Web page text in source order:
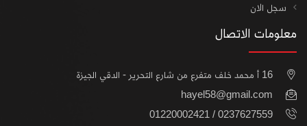
سجل الان
معلومات الاتصال
16 أ محمد خلف متفرع من شارع التحرير - الدقي الجيزة
hayel58@gmail.com
0237627559 / 01220002421